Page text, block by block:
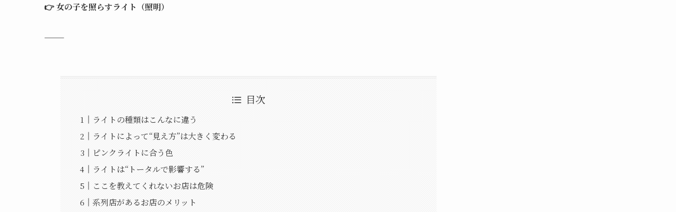
👉 女の子を照らすライト（照明）
⸻
目次
ライトの種類はこんなに違う
ライトによって“見え方”は大きく変わる
ピンクライトに合う色
ライトは“トータルで影響する”
ここを教えてくれないお店は危険
系列店があるお店のメリット